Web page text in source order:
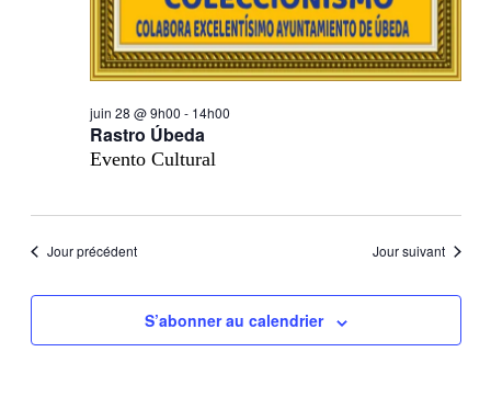
Rastro Úbeda
juin 28 @ 9h00 - 14h00
Evento Cultural
Jour précédent Jour suivant
S’abonner au calendrier